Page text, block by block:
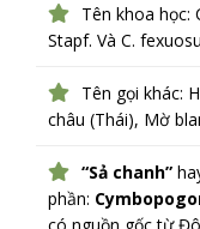
Tên khoa học:
Stapf. Và C.
Tên gọi khác:
châu (Thái), Mờ
“Sả chanh”
phần: